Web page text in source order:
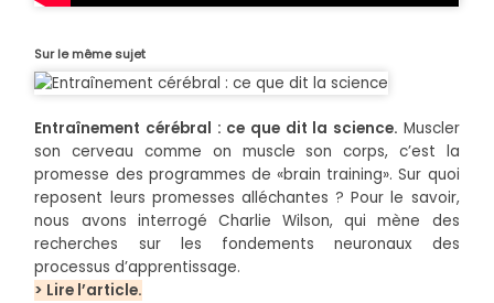
Sur le même sujet
Entraînement cérébral : ce que dit la science. Muscler
son cerveau comme on muscle son corps, c’est la
promesse des programmes de «brain training». Sur quoi
reposent leurs promesses alléchantes ? Pour le savoir,
nous avons interrogé Charlie Wilson, qui mène des
recherches sur les fondements neuronaux des
processus d’apprentissage.
> Lire l’article.